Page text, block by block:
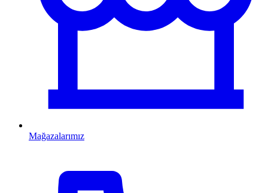
Mağazalarımız